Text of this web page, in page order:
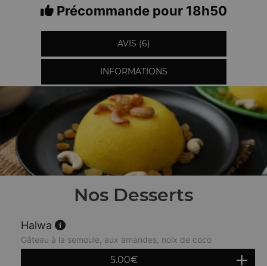
Précommande pour 18h50
AVIS (6)
INFORMATIONS
Nos Desserts
Halwa
Gâteau à la semoule, aux amandes, noix de coco
5.00€